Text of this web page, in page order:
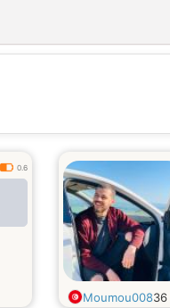
0.6
Moumou00836